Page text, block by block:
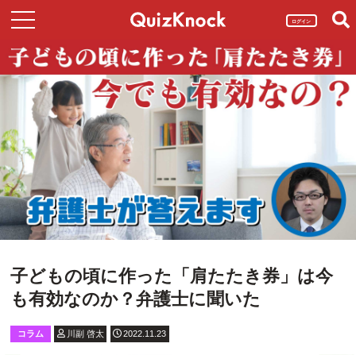
ログイン
子どもの頃に作った「肩たたき券」は今
も有効なのか？弁護士に聞いた
コラム 川副 啓太 2022.11.23